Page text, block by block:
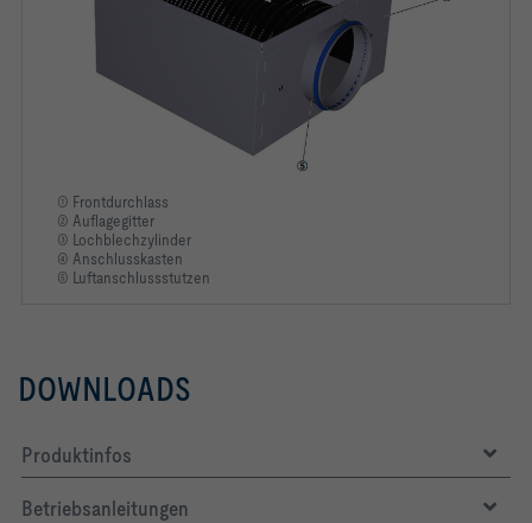
① Frontdurchlass
② Auflagegitter
③ Lochblechzylinder
④ Anschlusskasten
⑤ Luftanschlussstutzen
DOWNLOADS
Produktinfos
Betriebsanleitungen